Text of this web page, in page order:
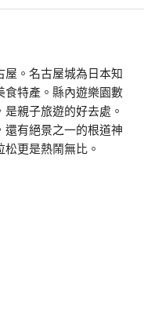
屋。名古屋城為日本知
食特產。縣內遊樂園數
親子旅遊的好去處。
有絕景之一的根道神
更是熱鬧無比。